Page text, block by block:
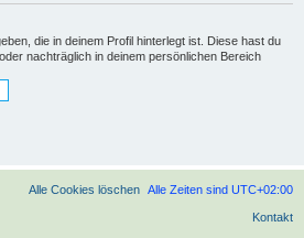
die in deinem Profil hinterlegt ist. Diese hast du
nachträglich in deinem persönlichen Bereich
Alle Zeiten sind UTC+02:00
Alle Cookies löschen
Kontakt